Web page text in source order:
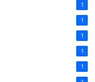
1
1
1
1
1